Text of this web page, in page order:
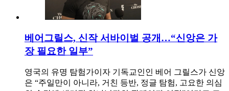
베어그릴스, 신작 서바이벌 공개…“신앙은 가
장 필요한 일부”
영국의 유명 탐험가이자 기독교인인 베어 그릴스가 신앙
은 “주일만이 아니라, 거친 등반, 정글 탐험, 고요한 의심